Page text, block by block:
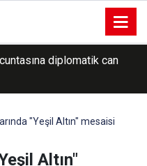
diplomatik can
"Yeşil Altın" mesaisi
Altın"